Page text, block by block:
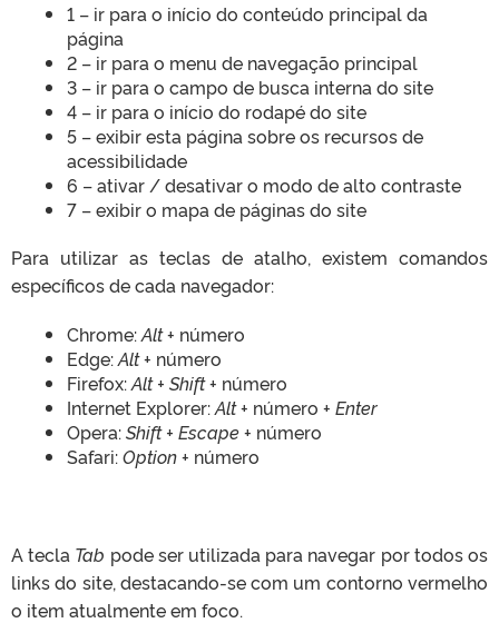
1 – ir para o início do conteúdo principal da
página
2 – ir para o menu de navegação principal
3 – ir para o campo de busca interna do site
4 – ir para o início do rodapé do site
5 – exibir esta página sobre os recursos de
acessibilidade
6 – ativar / desativar o modo de alto contraste
7 – exibir o mapa de páginas do site
Para utilizar as teclas de atalho, existem comandos
específicos de cada navegador:
Chrome:Alt+ número
Edge:Alt+ número
Firefox:Alt + Shift+ número
Internet Explorer:Alt+ número + Enter
Opera:Shift + Escape+ número
Safari:Option+ número
A tecla Tab pode ser utilizada para navegar por todos os
links do site, destacando-se com um contorno vermelho
o item atualmente em foco.